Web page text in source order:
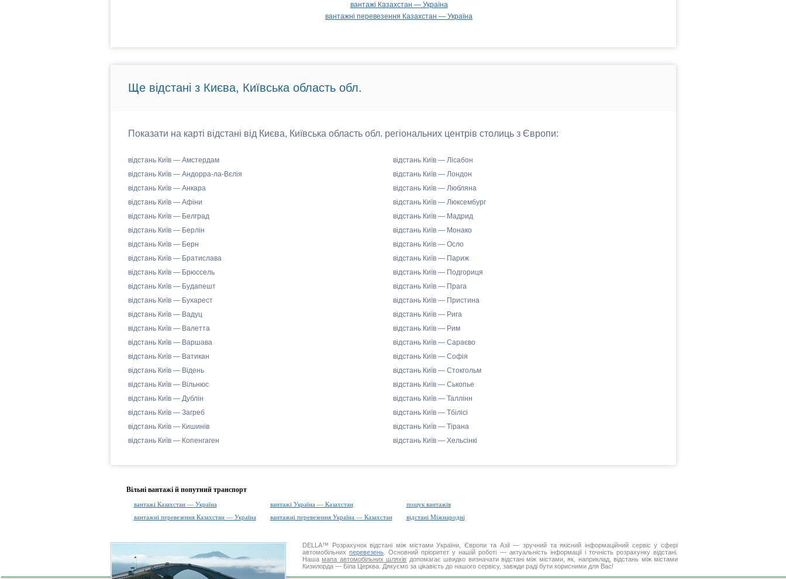
вантажі Казахстан — Україна
вантажні перевезення Казахстан — Україна
Ще відстані з Києва, Київська область обл.
Показати на карті відстані від Києва, Київська область обл. регіональних центрів столиць з Європи:
відстань Київ — Амстердам
відстань Київ — Андорра-ла-Вєлія
відстань Київ — Анкара
відстань Київ — Афіни
відстань Київ — Белград
відстань Київ — Берлін
відстань Київ — Берн
відстань Київ — Братислава
відстань Київ — Брюссель
відстань Київ — Будапешт
відстань Київ — Бухарест
відстань Київ — Вадуц
відстань Київ — Валетта
відстань Київ — Варшава
відстань Київ — Ватикан
відстань Київ — Відень
відстань Київ — Вільнюс
відстань Київ — Дублін
відстань Київ — Загреб
відстань Київ — Кишинів
відстань Київ — Копенгаген
відстань Київ — Лісабон
відстань Київ — Лондон
відстань Київ — Любляна
відстань Київ — Люксембург
відстань Київ — Мадрид
відстань Київ — Монако
відстань Київ — Осло
відстань Київ — Париж
відстань Київ — Подгориця
відстань Київ — Прага
відстань Київ — Пристина
відстань Київ — Рига
відстань Київ — Рим
відстань Київ — Сараєво
відстань Київ — Софія
відстань Київ — Стокгольм
відстань Київ — Ськопье
відстань Київ — Таллінн
відстань Київ — Тбілісі
відстань Київ — Тірана
відстань Київ — Хельсінкі
Вільні вантажі й попутний транспорт
вантажі Казахстан — Україна вантажі Україна — Казахстан
пошук вантажів
вантажні перевезення Казахстан — Україна
вантажні перевезення Україна — Казахстан відстані Міжнародні
DELLA™ Розрахунок відстані між містами України, Європи та Азії — зручний та якісний інформаційний сервіс у сфері
автомобільнихперевезень . Основний пріоритет у нашій роботі — актуальність інформації і точність розрахунку відстані.
Нашамапа автомобільних шляхів допомагає швидко визначати відстані між містами, як, наприклад, відстань між містами
Кизилорда — Біла Церква. Дякуємо за цікавість до нашого сервісу, завжди раді бути корисними для Вас!